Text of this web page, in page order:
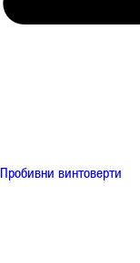
Пробивни винтоверти